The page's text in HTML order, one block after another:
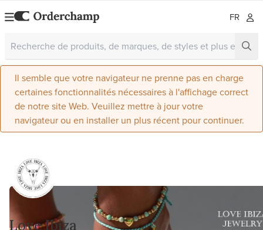
FR
Il semble que votre navigateur ne prenne pas en charge
certaines fonctionnalités nécessaires à l'affichage correct
de notre site Web. Veuillez mettre à jour votre
navigateur ou en installer un plus récent pour continuer.
Love Ibiza